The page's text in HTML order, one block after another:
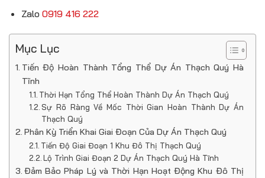
Zalo 0919 416 222
Mục Lục
Tiến Độ Hoàn Thành Tổng Thể Dự Án Thạch Quý Hà
Tĩnh
Thời Hạn Tổng Thể Hoàn Thành Dự Án Thạch Quý
Sự Rõ Ràng Về Mốc Thời Gian Hoàn Thành Dự Án
Thạch Quý
Phân Kỳ Triển Khai Giai Đoạn Của Dự Án Thạch Quý
Tiến Độ Giai Đoạn 1 Khu Đô Thị Thạch Quý
Lộ Trình Giai Đoạn 2 Dự Án Thạch Quý Hà Tĩnh
Đảm Bảo Pháp Lý và Thời Hạn Hoạt Động Khu Đô Thị